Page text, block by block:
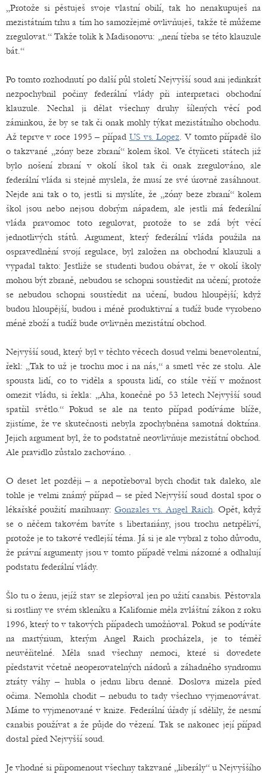
„Protože si pěstuješ svoje vlastní obilí, tak ho nenakupuješ na
mezistátním trhu a tím ho samozřejmě ovlivňuješ, takže tě můžeme
zregulovat.“ Takže tolik k Madisonovu: „není třeba se této klauzule
bát.“
Po tomto rozhodnutí po další půl století Nejvyšší soud ani jedinkrát
nezpochybnil počiny federální vlády při interpretaci obchodní
klauzule. Nechal ji dělat všechny druhy šílených věcí pod
záminkou, že by se tak či onak mohly týkat mezistátního obchodu.
Až teprve v roce 1995 – případ US vs. Lopez. V tomto případě šlo
o takzvané „zóny beze zbraní“ kolem škol. Ve čtyřiceti státech již
bylo nošení zbraní v okolí škol tak či onak zregulováno, ale
federální vláda si stejně myslela, že musí ze své úrovně zasáhnout.
Nejde ani tak o to, jestli si myslíte, že „zóny beze zbraní“ kolem
škol jsou nebo nejsou dobrým nápadem, ale jestli má federální
vláda pravomoc toto regulovat, protože to se zdá být věcí
jednotlivých států. Argument, který federální vláda použila na
ospravedlnění svojí regulace, byl založen na obchodní klauzuli a
vypadal takto: Jestliže se studenti budou obávat, že v okolí školy
mohou být zbraně, nebudou se schopni soustředit na učení; protože
se nebudou schopni soustředit na učení, budou hloupější; když
budou hloupější, budou i méně produktivní a tudíž bude vyrobeno
méně zboží a tudíž bude ovlivněn mezistátní obchod.
Nejvyšší soud, který byl v těchto věcech dosud velmi benevolentní,
řekl: „Tak to už je trochu moc i na nás,“ a smetl věc ze stolu. Ale
spousta lidí, co to viděla a spousta lidí, co stále věří v možnost
omezit vládu, si řekla: „Aha, konečně po 53 letech Nejvyšší soud
spatřil světlo.“ Pokud se ale na tento případ podíváme blíže,
zjistíme, že ve skutečnosti nebyla zpochybněna samotná doktrína.
Jejich argument byl, že to podstatně neovlivňuje mezistátní obchod.
Ale pravidlo zůstalo zachováno. .
O deset let později – a nepotřeboval bych chodit tak daleko, ale
tohle je velmi známý případ – se před Nejvyšší soud dostal spor o
lékařské použití marihuany: Gonzales vs. Angel Raich. Opět, když
se o něčem takovém bavíte s libertariány, jsou trochu netrpěliví,
protože je to takové vedlejší téma. Já si je ale vybral z toho důvodu,
že právní argumenty jsou v tomto případě velmi názorné a odhalují
podstatu federální vlády.
Šlo tu o ženu, jejíž stav se zlepšoval jen po užití canabis. Pěstovala
si rostliny ve svém skleníku a Kalifornie měla zvláštní zákon z roku
1996, který to v takových případech umožňoval. Pokud se podíváte
na martýrium, kterým Angel Raich procházela, je to téměř
neuvěřitelné. Měla snad všechny nemoci, které si dovedete
představit včetně neoperovatelných nádorů a záhadného syndromu
ztráty váhy – hubla o jednu libru denně. Doslova mizela před
očima. Nemohla chodit – nebudu to tady všechno vyjmenovávat.
Máme to vyjmenované v knize. Federální úřady jí sdělily, že nesmí
canabis používat a že půjde do vězení. Tak se nakonec její případ
dostal před Nejvyšší soud.
Je vhodné si připomenout všechny takzvané „liberály“ u Nejvyššího